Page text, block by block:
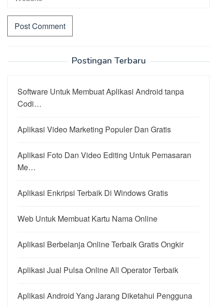
Postingan Terbaru
Software Untuk Membuat Aplikasi Android tanpa
Codi…
Aplikasi Video Marketing Populer Dan Gratis
Aplikasi Foto Dan Video Editing Untuk Pemasaran
Me…
Aplikasi Enkripsi Terbaik Di Windows Gratis
Web Untuk Membuat Kartu Nama Online
Aplikasi Berbelanja Online Terbaik Gratis Ongkir
Aplikasi Jual Pulsa Online All Operator Terbaik
Aplikasi Android Yang Jarang Diketahui Pengguna